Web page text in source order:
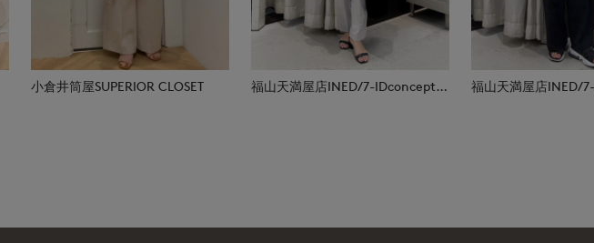
小倉井筒屋SUPERIOR CLOSET 福山天満屋店INED/7-IDconcept./Maglie